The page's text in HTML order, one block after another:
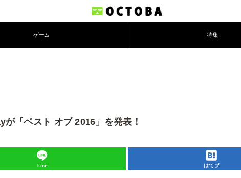
ゲーム 特集
「ベスト オブ 2016」を発表！
Line はてブ